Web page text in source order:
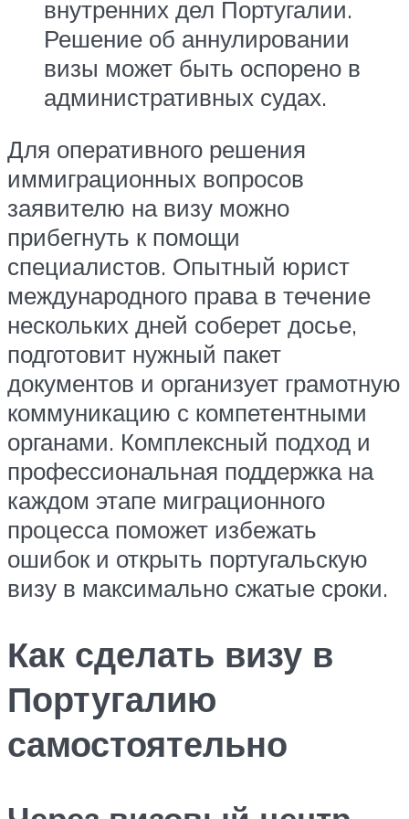
внутренних дел Португалии.
Решение об аннулировании
визы может быть оспорено в
административных судах.
Для оперативного решения
иммиграционных вопросов
заявителю на визу можно
прибегнуть к помощи
специалистов. Опытный юрист
международного права в течение
нескольких дней соберет досье,
подготовит нужный пакет
документов и организует грамотную
коммуникацию с компетентными
органами. Комплексный подход и
профессиональная поддержка на
каждом этапе миграционного
процесса поможет избежать
ошибок и открыть португальскую
визу в максимально сжатые сроки.
Как сделать визу в
Португалию
самостоятельно